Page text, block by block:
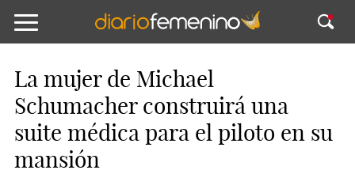
La mujer de Michael
Schumacher construirá una
suite médica para el piloto en su
mansión